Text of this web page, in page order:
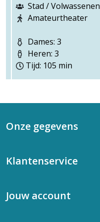
Stad / Volwassenen
Amateurtheater
Dames: 3
Heren: 3
Tijd: 105 min
Onze gegevens
Klantenservice
Jouw account